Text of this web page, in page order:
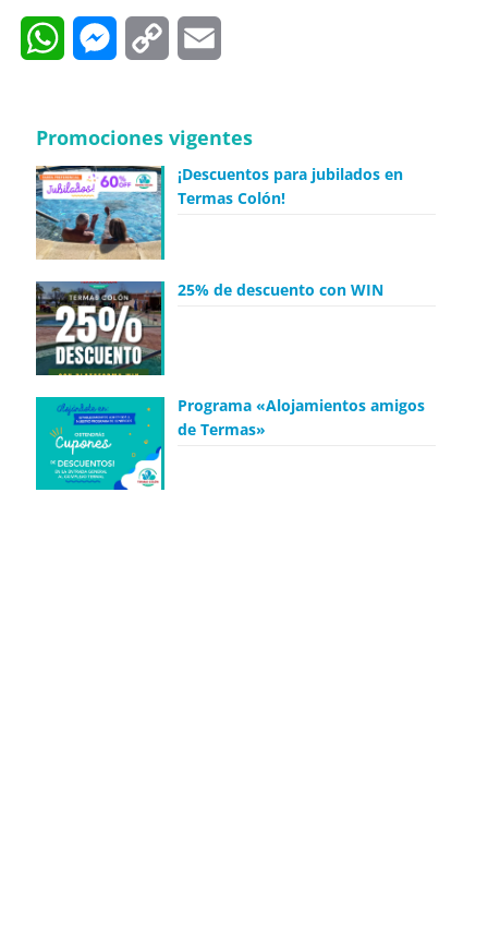
WhatsAppMessenger
Copy
Promociones vigentes
¡Descuentos para jubilados en
Termas Colón!
25% de descuento con WIN
Programa «Alojamientos amigos
de Termas»